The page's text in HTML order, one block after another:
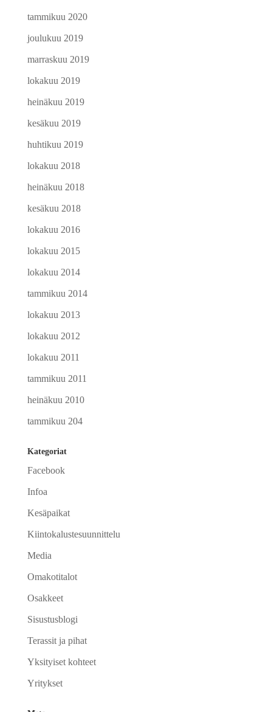
tammikuu 2020
joulukuu 2019
marraskuu 2019
lokakuu 2019
heinäkuu 2019
kesäkuu 2019
huhtikuu 2019
lokakuu 2018
heinäkuu 2018
kesäkuu 2018
lokakuu 2016
lokakuu 2015
lokakuu 2014
tammikuu 2014
lokakuu 2013
lokakuu 2012
lokakuu 2011
tammikuu 2011
heinäkuu 2010
tammikuu 204
Kategoriat
Facebook
Infoa
Kesäpaikat
Kiintokalustesuunnittelu
Media
Omakotitalot
Osakkeet
Sisustusblogi
Terassit ja pihat
Yksityiset kohteet
Yritykset